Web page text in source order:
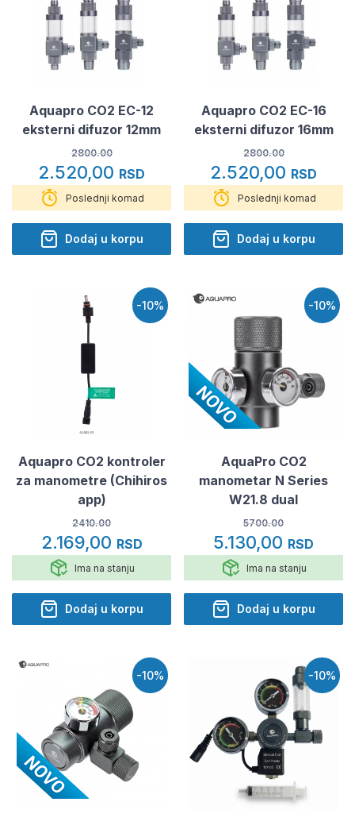
Aquapro CO2 EC-12
eksterni difuzor 12mm
2800.00
2.520,00 RSD
Poslednji komad
Dodaj u korpu
Aquapro CO2 EC-16
eksterni difuzor 16mm
2800.00
2.520,00 RSD
Poslednji komad
Dodaj u korpu
-10%
Aquapro CO2 kontroler
za manometre (Chihiros
app)
2410.00
2.169,00 RSD
Ima na stanju
Dodaj u korpu
-10%
AquaPro CO2
manometar N Series
W21.8 dual
5700.00
5.130,00 RSD
Ima na stanju
Dodaj u korpu
-10% -10%